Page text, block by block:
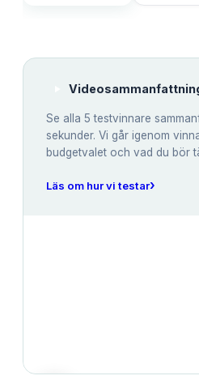
Se alla 5 testvinnare
sekunder. Vi går igenom
budgetvalet och vad du bör
Läs om hur vi testar›